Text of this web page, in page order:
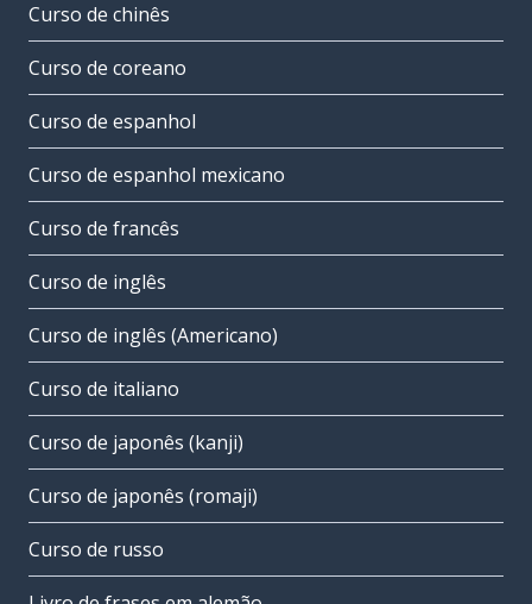
Curso de chinês
Curso de coreano
Curso de espanhol
Curso de espanhol mexicano
Curso de francês
Curso de inglês
Curso de inglês (Americano)
Curso de italiano
Curso de japonês (kanji)
Curso de japonês (romaji)
Curso de russo